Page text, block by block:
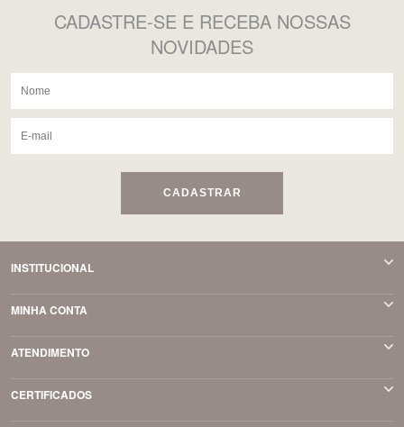
CADASTRE-SE E RECEBA NOSSAS
NOVIDADES
CADASTRAR
INSTITUCIONAL
MINHA CONTA
ATENDIMENTO
CERTIFICADOS